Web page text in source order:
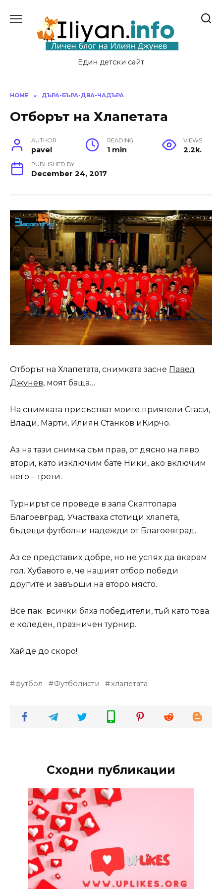
Един детски сайт
HOME » ДЪРА-БЪРА-ДВА-ЧАДЪРА
Отборът на Хлапетата
AUTHOR
pavel
READING
1 min
VIEWS
2.2k.
PUBLISHED BY
December 24, 2017
Отборът на Хлапетата, снимката засне Павел
Джунев, моят баща…
На снимката присъстват моите приятели Стаси,
Влади, Марти, Илиян Станков иКирчо.
Аз на тази снимка съм прав, от дясно на ляво
втори, като изключим бате Ники, ако включим
него – трети.
Турнирът се проведе в зала Скаптопара
Благоевград. Участваха стотици хлапета,
бъдещи футболни надежди от Благоевград.
Аз се представих добре, но не успях да вкарам
гол. Хубавото е, че нашият отбор победи
другите и завърши на второ място.
Все пак всички бяха победители, тъй като това
е коледен, празничен турнир.
Хайде до скоро!
футбол Футболисти хлапетата
Сходни публикации